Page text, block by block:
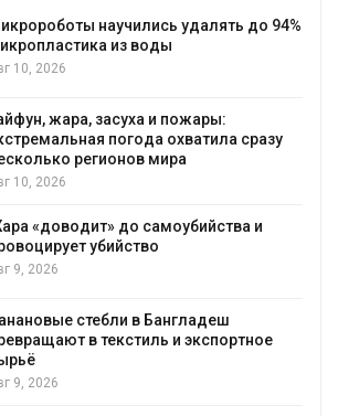
научились удалять до 94%
из воды
10, 2026
жара, засуха и пожары:
погода охватила сразу
регионов мира
10, 2026
«доводит» до самоубийства и
убийство
9, 2026
стебли в Бангладеш
в текстиль и экспортное
9, 2026